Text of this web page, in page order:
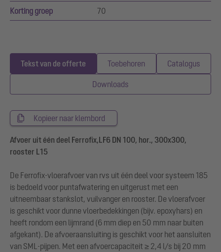
Korting groep 70
Tekst van de offerte Toebehoren Catalogus
Downloads
Kopieer naar klembord
Afvoer uit één deel Ferrofix,LF6 DN 100, hor., 300x300,
rooster L15
De Ferrofix-vloerafvoer van rvs uit één deel voor systeem 185
is bedoeld voor puntafwatering en uitgerust met een
uitneembaar stankslot, vuilvanger en rooster. De vloerafvoer
is geschikt voor dunne vloerbedekkingen (bijv. epoxyhars) en
heeft rondom een lijmrand (6 mm diep en 50 mm naar buiten
afgekant). De afvoeraansluiting is geschikt voor het aansluiten
van SML-pijpen. Met een afvoercapaciteit ≥ 2,4 l/s bij 20 mm